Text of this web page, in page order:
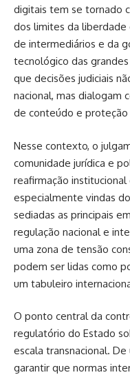
digitais tem se tornado
dos limites da liberdade
de intermediários e da
tecnológico das
que decisões judiciais
nacional, mas dialogam
de conteúdo e proteção
Nesse contexto, o
comunidade jurídica e
reafirmação
especialmente vindas
sediadas as principais
regulação nacional e
uma zona de tensão
podem ser lidas como
um tabuleiro
O ponto central da
regulatório do Estado
escala transnacional.
garantir que normas